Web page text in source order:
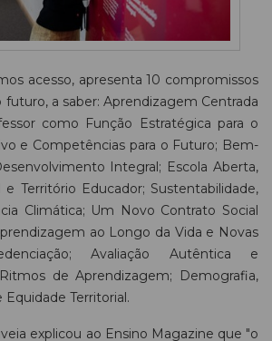
acesso, apresenta 10 compromissos
futuro, a saber: Aprendizagem Centrada
como Função Estratégica para o
e Competências para o Futuro; Bem-
Integral; Escola Aberta,
e Território Educador; Sustentabilidade,
Climática; Um Novo Contrato Social
ao Longo da Vida e Novas
Avaliação Autêntica e
de Aprendizagem; Demografia,
Territorial.
explicou ao Ensino Magazine que "o